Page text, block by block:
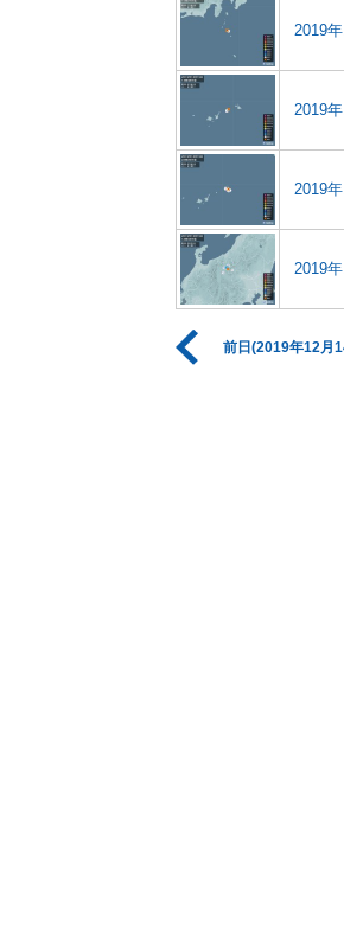
2019
2019
2019
2019
前日(2019年12月